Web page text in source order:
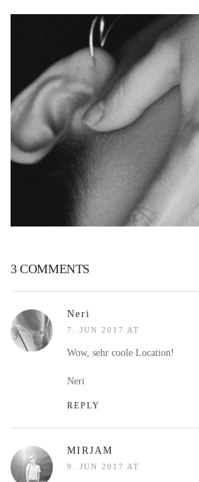
9. DEC 2020
3 COMMENTS
Neri
7. JUN 2017 AT
Wow, sehr coole Location!
Neri
REPLY
MIRJAM
9. JUN 2017 AT